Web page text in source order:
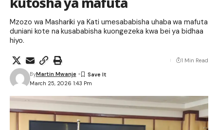
Mzozo wa Mashariki ya Kati umesababisha uhaba wa mafuta
duniani kote na kusababisha kuongezeka kwa bei ya bidhaa
hiyo.
March 25, 2026 1:43 Pm
ByMartin Mwanje
1 Min Read